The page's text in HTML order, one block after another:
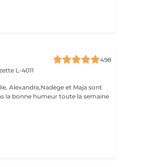
498
L-4011
Alexandra,Nadège et Maja sont
la bonne humeur toute la semaine